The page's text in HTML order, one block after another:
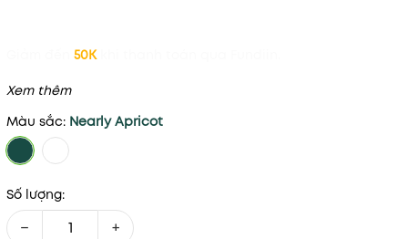
50K
Xem thêm
Màu sắc: Nearly Apricot
Số lượng:
− +